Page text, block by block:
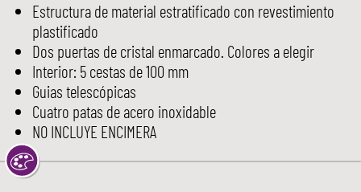
Estructura de material estratificado con revestimiento
plastificado
Dos puertas de cristal enmarcado. Colores a elegir
Interior: 5 cestas de 100 mm
Guias telescópicas
Cuatro patas de acero inoxidable
NO INCLUYE ENCIMERA